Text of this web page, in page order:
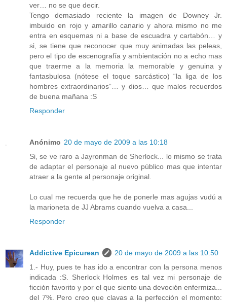
ver… no se que decir.
Tengo demasiado reciente la imagen de Downey Jr.
imbuido en rojo y amarillo canario y ahora mismo no me
entra en esquemas ni a base de escuadra y cartabón… y
si, se tiene que reconocer que muy animadas las peleas,
pero el tipo de escenografía y ambientación no a echo mas
que traerme a la memoria la memorable y genuina y
fantasbulosa (nótese el toque sarcástico) “la liga de los
hombres extraordinarios”… y dios… que malos recuerdos
de buena mañana :S
Responder
Anónimo 20 de mayo de 2009 a las 10:18
Si, se ve raro a Jayronman de Sherlock... lo mismo se trata
de adaptar el personaje al nuevo público mas que intentar
atraer a la gente al personaje original.
Lo cual me recuerda que he de ponerle mas agujas vudú a
la marioneta de JJ Abrams cuando vuelva a casa...
Responder
Addictive Epicurean
20 de mayo de 2009 a las 10:50
1.- Huy, pues te has ido a encontrar con la persona menos
indicada :S. Sherlock Holmes es tal vez mi personaje de
ficción favorito y por el que siento una devoción enfermiza...
del 7%. Pero creo que clavas a la perfección el momento: